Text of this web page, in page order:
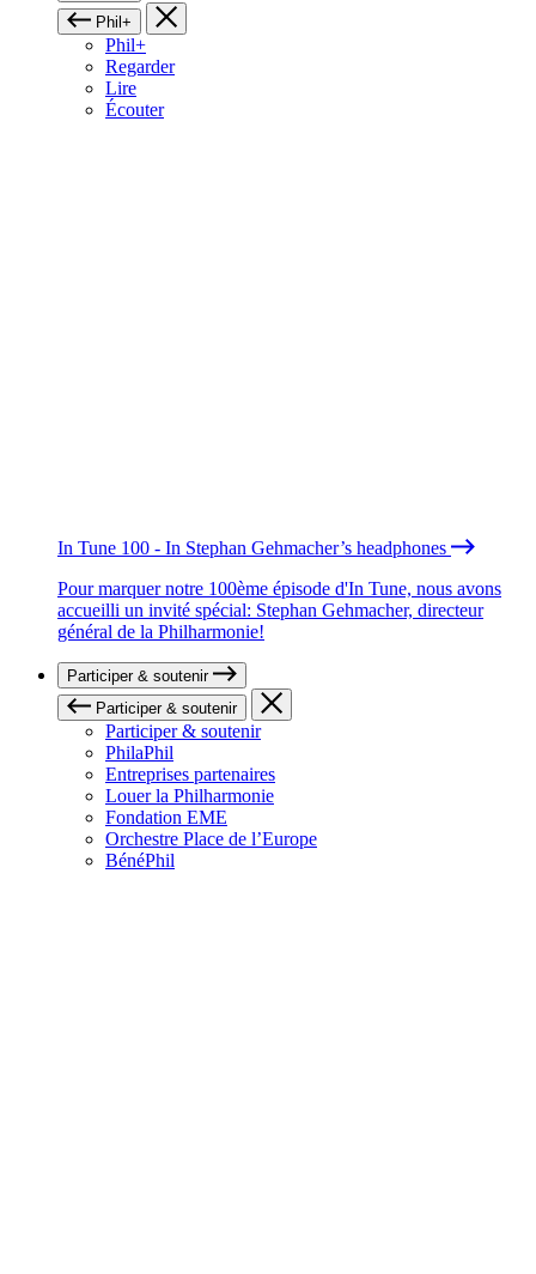
Phil+
Phil+
Regarder
Lire
Écouter
In Tune 100 - In Stephan Gehmacher’s headphones
Pour marquer notre 100ème épisode d'In Tune, nous avons
accueilli un invité spécial: Stephan Gehmacher, directeur
général de la Philharmonie!
Participer & soutenir
Participer & soutenir
Participer & soutenir
PhilaPhil
Entreprises partenaires
Louer la Philharmonie
Fondation EME
Orchestre Place de l’Europe
BénéPhil